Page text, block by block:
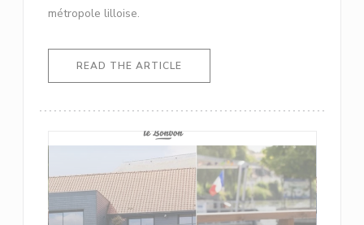
métropole lilloise.
READ THE ARTICLE((OPENS IN A NEW WINDOW))